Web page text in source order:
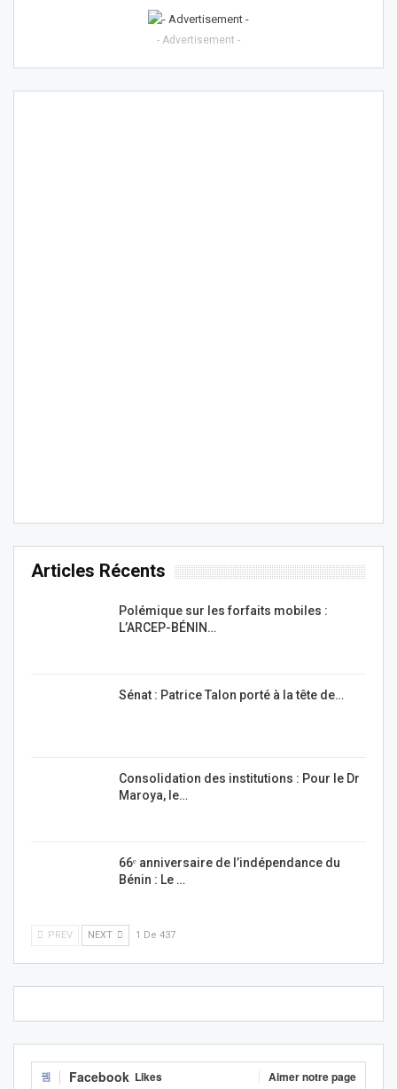
- Advertisement -
Articles Récents
Polémique sur les forfaits mobiles :
L’ARCEP-BÉNIN…
Sénat : Patrice Talon porté à la tête de…
Consolidation des institutions : Pour le Dr
Maroya, le…
66ᵉ anniversaire de l’indépendance du
Bénin : Le …
PREV NEXT 1 De 437
Facebook Likes Aimer notre page